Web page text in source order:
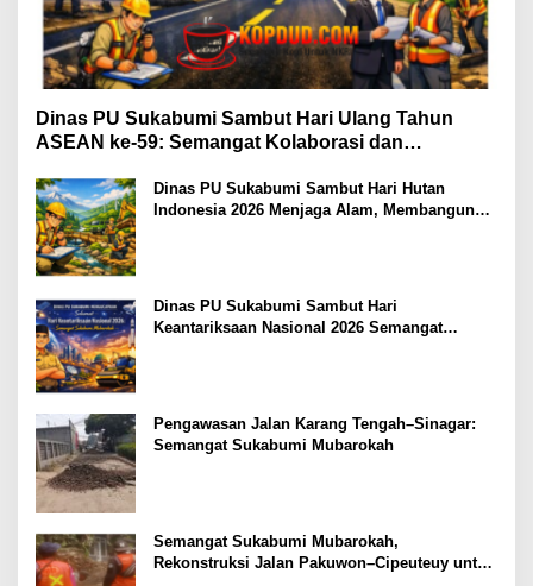
Dinas PU Sukabumi Sambut Hari Ulang Tahun
ASEAN ke-59: Semangat Kolaborasi dan
Dinas PU Sukabumi Sambut Hari Hutan
Indonesia 2026 Menjaga Alam, Membangun
Dinas PU Sukabumi Sambut Hari
Keantariksaan Nasional 2026 Semangat
Pengawasan Jalan Karang Tengah–Sinagar:
Semangat Sukabumi Mubarokah
Semangat Sukabumi Mubarokah,
Rekonstruksi Jalan Pakuwon–Cipeuteuy untuk